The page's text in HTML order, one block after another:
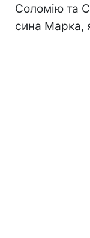
Соломію та
сина Марка,